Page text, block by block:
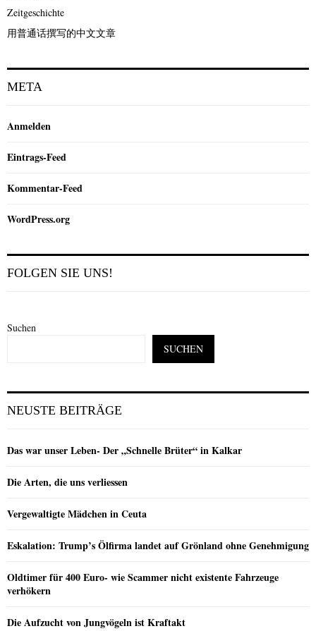
Zeitgeschichte
用普通话撰写的中文文章
META
Anmelden
Eintrags-Feed
Kommentar-Feed
WordPress.org
FOLGEN SIE UNS!
Suchen
SUCHEN
NEUSTE BEITRÄGE
Das war unser Leben- Der „Schnelle Brüter“ in Kalkar
Die Arten, die uns verliessen
Vergewaltigte Mädchen in Ceuta
Eskalation: Trump’s Ölfirma landet auf Grönland ohne Genehmigung
Oldtimer für 400 Euro- wie Scammer nicht existente Fahrzeuge
verhökern
Die Aufzucht von Jungvögeln ist Kraftakt